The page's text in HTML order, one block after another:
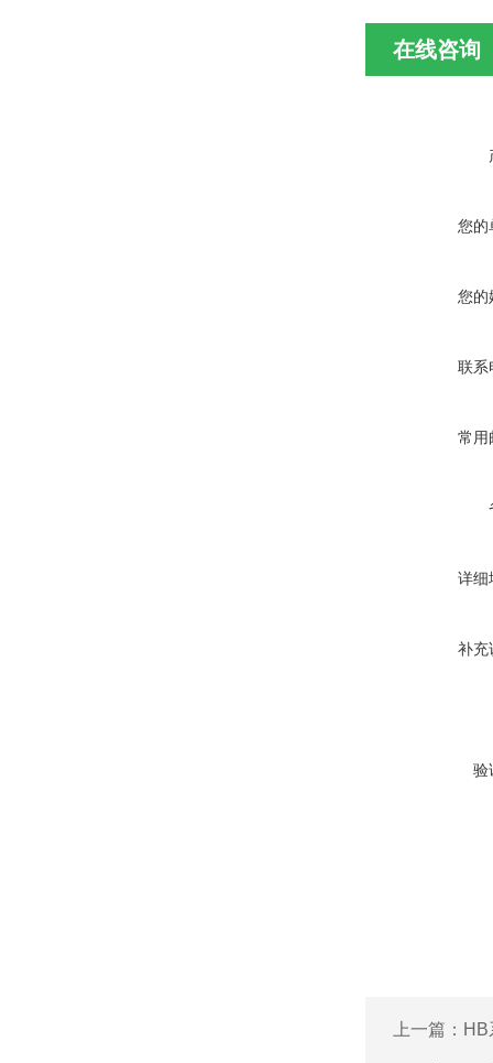
在线咨询
您的
您的
联系
常用
详细
补充
验
上一篇： HB